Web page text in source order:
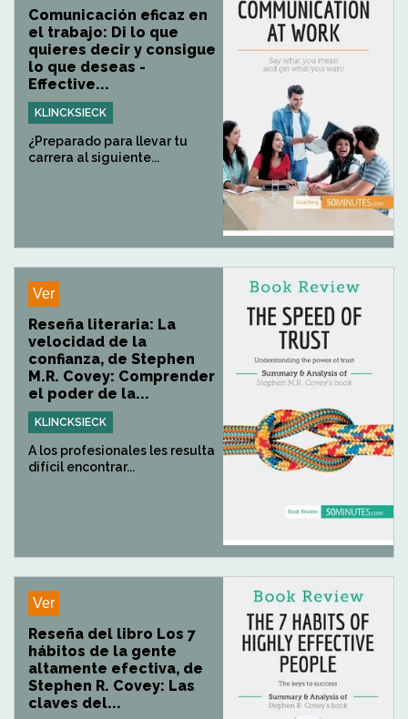
Comunicación eficaz en
el trabajo: Di lo que
quieres decir y consigue
lo que deseas -
Effective...
KLINCKSIECK
¿Preparado para llevar tu
carrera al siguiente...
Ver
Reseña literaria: La
velocidad de la
confianza, de Stephen
M.R. Covey: Comprender
el poder de la...
KLINCKSIECK
A los profesionales les resulta
difícil encontrar...
Ver
Reseña del libro Los 7
hábitos de la gente
altamente efectiva, de
Stephen R. Covey: Las
claves del...